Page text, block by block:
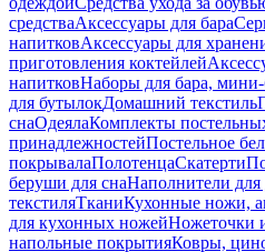
средстваАксессуары для бара
напитковАксессуары для
приготовления коктейлей
напитковНаборы для бара,
для бутылокДомашний текстиль
снаОдеялаКомплекты
принадлежностейПостельное
покрывалаПолотенцаСкатерти
беруши для снаНаполнители
текстиляТканиКухонные ножи,
для кухонных ножейНожеточки
напольные покрытияКовры,